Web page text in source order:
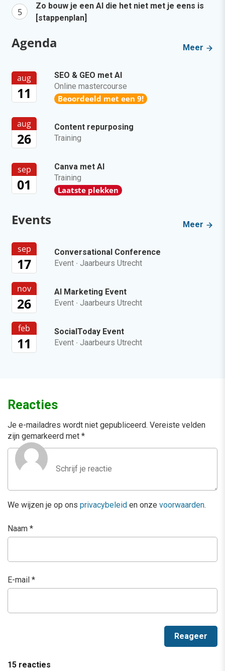
Zo bouw je een AI die het niet met je eens is
[stappenplan]
Agenda Meer
aug
11
SEO & GEO met AI
Online mastercourse
Beoordeeld met een 9!
aug
26
Content repurposing
Training
sep
01
Canva met AI
Training
Laatste plekken
Events Meer
sep
17
Conversational Conference
Event · Jaarbeurs Utrecht
nov
26
AI Marketing Event
Event · Jaarbeurs Utrecht
feb
11
SocialToday Event
Event · Jaarbeurs Utrecht
Reacties
Je e-mailadres wordt niet gepubliceerd. Vereiste velden
zijn gemarkeerd met *
We wijzen je op ons privacybeleid en onze voorwaarden.
Naam *
E-mail *
15 reacties